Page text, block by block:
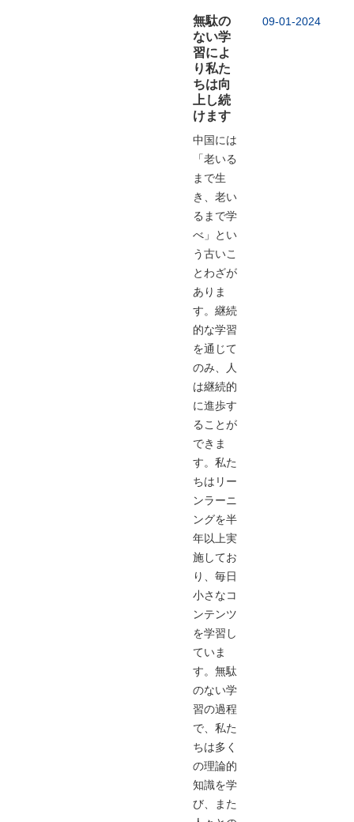
09-01-2024
無駄の
ない学
習によ
り私た
ちは向
上し続
けます
中国には
「老いる
まで生
き、老い
るまで学
べ」とい
う古いこ
とわざが
ありま
す。継続
的な学習
を通じて
のみ、人
は継続的
に進歩す
ることが
できま
す。私た
ちはリー
ンラーニ
ングを半
年以上実
施してお
り、毎日
小さなコ
ンテンツ
を学習し
ていま
す。無駄
のない学
習の過程
で、私た
ちは多く
の理論的
知識を学
び、また